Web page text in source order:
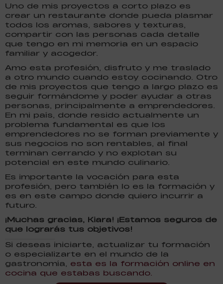
Uno de mis proyectos a corto plazo es
crear un restaurante donde pueda plasmar
todos los aromas, sabores y texturas,
compartir con las personas cada detalle
que tengo en mi memoria en un espacio
familiar y acogedor.
Amo esta profesión, disfruto y me traslado
a otro mundo cuando estoy cocinando. Otro
de mis proyectos que tengo a largo plazo es
seguir formándome y poder ayudar a otras
personas, principalmente a emprendedores.
En mi país, donde resido actualmente un
problema fundamental es que los
emprendedores no se forman previamente y
sus negocios no son rentables, al final
terminan cerrando y no explotan su
potencial en este mundo culinario.
Es importante la vocación para esta
profesión, pero también lo es la formación y
es en este campo donde quiero incurrir a
futuro.
¡Muchas gracias, Kiara! ¡Estamos seguros de
que lograrás tus objetivos!
Si deseas iniciarte, actualizar tu formación
o especializarte en el mundo de la
gastronomía, esta es la formación online en
cocina que estabas buscando.